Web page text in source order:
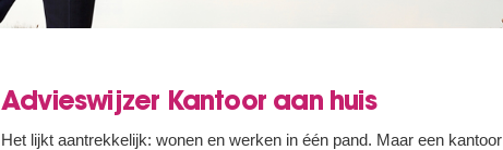
Advieswijzer Kantoor aan huis
Het lijkt aantrekkelijk: wonen en werken in één pand. Maar een kantoor